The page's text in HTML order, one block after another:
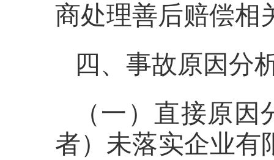
商处理善后赔偿相
四、事故原因分
（一）直接原因
者）未落实企业有